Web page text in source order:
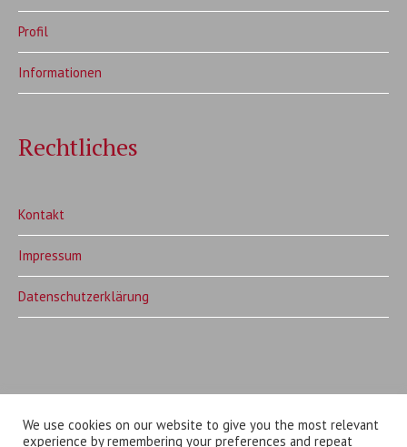
Profil
Informationen
Rechtliches
Kontakt
Impressum
Datenschutzerklärung
We use cookies on our website to give you the most relevant
experience by remembering your preferences and repeat